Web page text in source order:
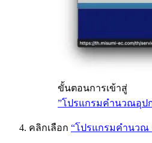
ขั้นตอนการเข้าสู่
”โปรแกรมคำนวณอุป
คลิกเลือก “โปรแกรมคำนวณ